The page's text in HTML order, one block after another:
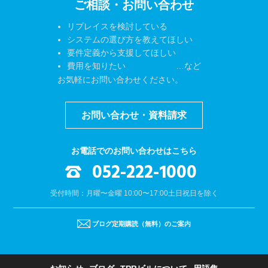
ご相談・お問い合わせ
リプレイスを検討している
システムの選び方を教えてほしい
要件定義から支援してほしい
費用を知りたい …など
お気軽にお問い合わせください。
お問い合わせ・資料請求
お電話でのお問い合わせはこちら
052-222-1000
受付時間：月曜〜金曜 10:00〜17:00土日祝日を除く
ブログ定期購読（無料）のご案内